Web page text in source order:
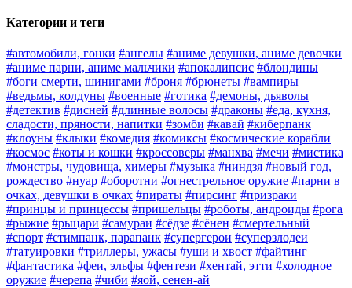
Категории и теги
#автомобили, гонки #ангелы #аниме девушки, аниме девочки
#аниме парни, аниме мальчики #апокалипсис #блондины
#боги смерти, шинигами #броня #брюнеты #вампиры
#ведьмы, колдуны #военные #готика #демоны, дьяволы
#детектив #дисней #длинные волосы #драконы #еда, кухня,
сладости, пряности, напитки #зомби #кавай #киберпанк
#клоуны #клыки #комедия #комиксы #космические корабли
#космос #коты и кошки #кроссоверы #манхва #мечи #мистика
#монстры, чудовища, химеры #музыка #ниндзя #новый год,
рождество #нуар #оборотни #огнестрельное оружие #парни в
очках, девушки в очках #пираты #пирсинг #призраки
#принцы и принцессы #пришельцы #роботы, андроиды #рога
#рыжие #рыцари #самураи #сёдзе #сёнен #смертельный
#спорт #стимпанк, парапанк #супергерои #суперзлодеи
#татуировки #триллеры, ужасы #уши и хвост #файтинг
#фантастика #феи, эльфы #фентези #хентай, этти #холодное
оружие #черепа #чиби #яой, сенен-ай